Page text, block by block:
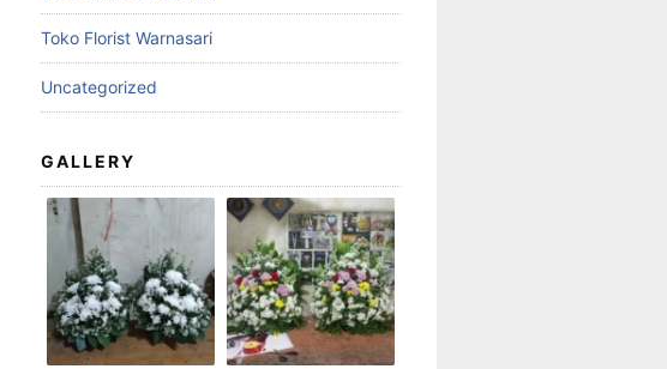
Toko Florist Warnasari
Uncategorized
GALLERY